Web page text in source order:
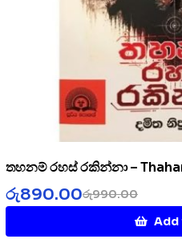
තහනම් රහස් රකින්නා –
රු990.00
රු890.00
Add